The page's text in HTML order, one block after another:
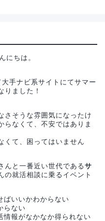
にちは。
手ナビ系サイトにてサマー
りました！
さそうな雰囲気になったけ
らなくて、不安ではありま
くて、困ってはいません
んと一番近い世代であるサ
の就活相談に乗るイベント
ばいいかわからない
らない
情報がなかなか得られない